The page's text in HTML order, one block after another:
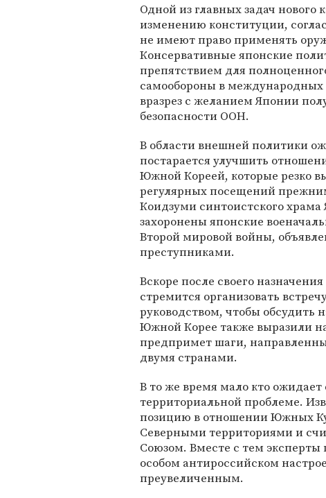
Одной из главных задач нового
изменению конституции,
не имеют право применять
Консервативные японские
препятствием для
самообороны в
вразрез с желанием Японии
безопасности ООН.
В области внешней политики
постарается улучшить
Южной Кореей, которые резко
регулярных посещений
Коидзуми синтоистского храма
захоронены японские
Второй мировой войны,
преступниками.
Вскоре после своего
стремится организовать
руководством, чтобы
Южной Корее также выразили
предпримет шаги,
двумя странами.
В то же время мало кто
территориальной проблеме.
позицию в отношении Южных
Северными территориями и
Союзом. Вместе с тем
особом антироссийском
преувеличенным.